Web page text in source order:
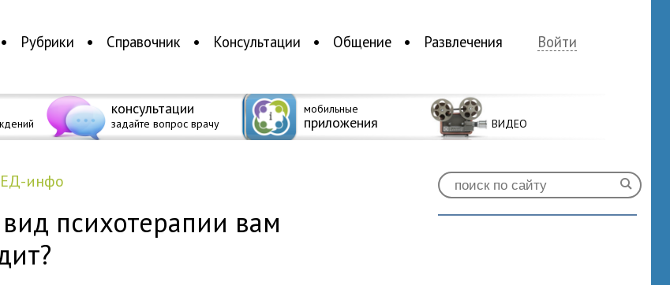
Рубрики Справочник Консультации Общение Развлечения Войти
консультации
задайте вопрос врачу
мобильные
приложения ВИДЕО
инфо
психотерапии вам